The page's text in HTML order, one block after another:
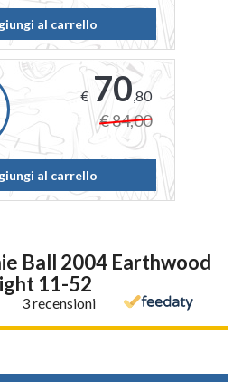
al carrello
€ 70,80
€ 84,00
al carrello
Ball 2004 Earthwood
11-52
3 recensioni